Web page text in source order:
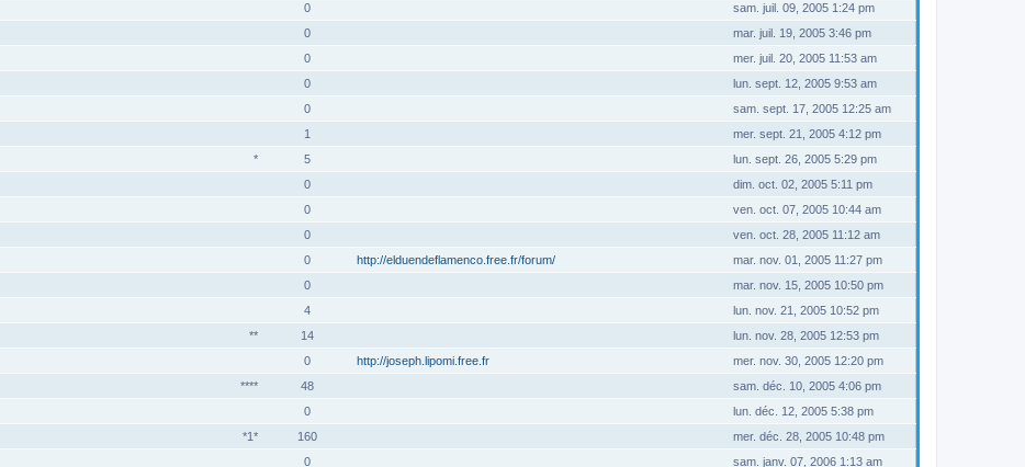
0
sam. juil. 09, 2005 1:24 pm
0
mar. juil. 19, 2005 3:46 pm
0
mer. juil. 20, 2005 11:53 am
0
lun. sept. 12, 2005 9:53 am
0
sam. sept. 17, 2005 12:25 am
1
mer. sept. 21, 2005 4:12 pm
*
5
lun. sept. 26, 2005 5:29 pm
0
dim. oct. 02, 2005 5:11 pm
0
ven. oct. 07, 2005 10:44 am
0
ven. oct. 28, 2005 11:12 am
0 http://elduendeflamenco.free.fr/forum/
mar. nov. 01, 2005 11:27 pm
0
mar. nov. 15, 2005 10:50 pm
4
lun. nov. 21, 2005 10:52 pm
**
14
lun. nov. 28, 2005 12:53 pm
0 http://joseph.lipomi.free.fr
mer. nov. 30, 2005 12:20 pm
****
48
sam. déc. 10, 2005 4:06 pm
0
lun. déc. 12, 2005 5:38 pm
*1*
160
mer. déc. 28, 2005 10:48 pm
0 sam. janv. 07, 2006 1:13 am